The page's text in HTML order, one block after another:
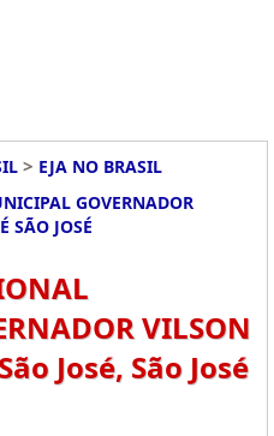
> EJA NO BRASIL
GOVERNADOR
SÃO JOSÉ
VILSON
José, São José